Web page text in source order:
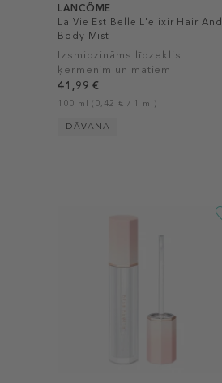
LANCÔME
La Vie Est Belle L'elixir Hair And
Body Mist
Izsmidzināms līdzeklis
ķermenim un matiem
41,99 €
100 ml (0,42 € / 1 ml)
DĀVANA